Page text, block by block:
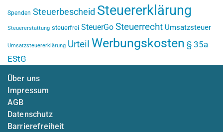
Spenden Steuerbescheid Steuererklärung
Steuererstattung steuerfrei SteuerGo Steuerrecht Umsatzsteuer
Umsatzsteuererklärung Urteil Werbungskosten § 35a
EStG
Über uns
Impressum
AGB
Datenschutz
Barrierefreiheit